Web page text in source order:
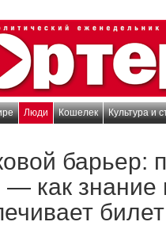
Люди Кошелек Культура и
барьер:
— как знание